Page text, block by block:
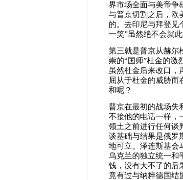
界市场全面与美帝争
与普京切割之后，欧
的。去印尼与拜登见
一笑”虽然绝不会就
第三就是普京从赫
崇的“国师”杜金的激
虽然杜金后来改口，
屈从于杜金的威胁而
和呢？
普京在最初的战场失
不接他的电话一样，
领土之前进行任何谈
谈基础与结果是俄罗
地可立。泽连斯基会
乌克兰的独立统一和
钱，没有大不了的
竟有过与纳粹德国结